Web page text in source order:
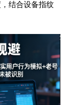
结合设备指纹